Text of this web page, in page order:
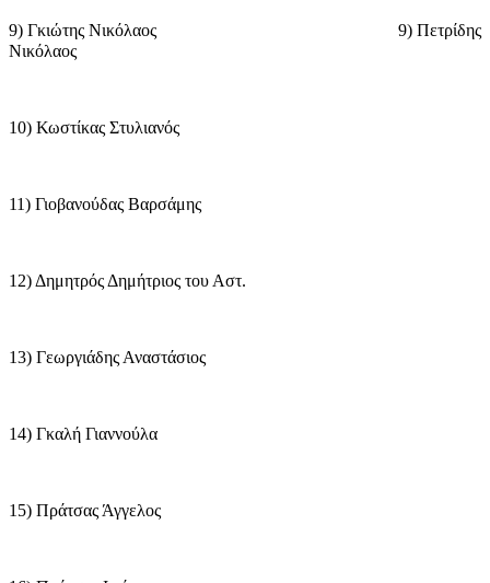
9) Γκιώτης Νικόλαος
9) Πετρίδης
Νικόλαος
10) Κωστίκας Στυλιανός
11) Γιοβανούδας Βαρσάμης
12) Δημητρός Δημήτριος του Αστ.
13) Γεωργιάδης Αναστάσιος
14) Γκαλή Γιαννούλα
15) Πράτσας Άγγελος